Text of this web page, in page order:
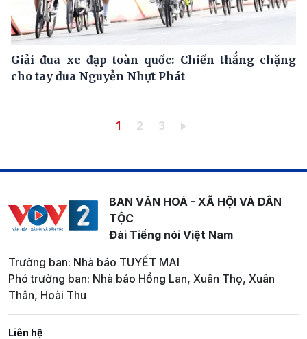
Giải đua xe đạp toàn quốc: Chiến thắng chặng
cho tay đua Nguyễn Nhựt Phát
Trang hiện thời
1 Trang
2 Trang
3
BAN VĂN HOÁ - XÃ HỘI VÀ DÂN
TỘC
Đài Tiếng nói Việt Nam
Trưởng ban: Nhà báo TUYẾT MAI
Phó trưởng ban: Nhà báo Hồng Lan, Xuân Thọ, Xuân
Thân, Hoài Thu
Liên hệ